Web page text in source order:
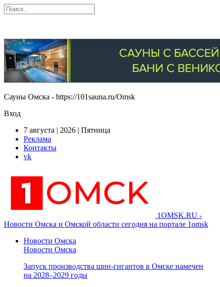
Сауны Омска - https://101sauna.ru/Omsk
Вход
7 августа | 2026 | Пятница
Реклама
Контакты
vk
1OMSK.RU -
Новости Омска и Омской области сегодня на портале 1omsk
Новости Омска
Новости Омска
Запуск производства шин-гигантов в Омске намечен
на 2028–2029 годы